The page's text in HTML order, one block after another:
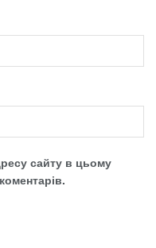
сайту в цьому